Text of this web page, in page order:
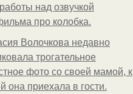
над озвучкой
про колобка.
Волочкова недавно
трогательное
фото со своей мамой, к
она приехала в гости.